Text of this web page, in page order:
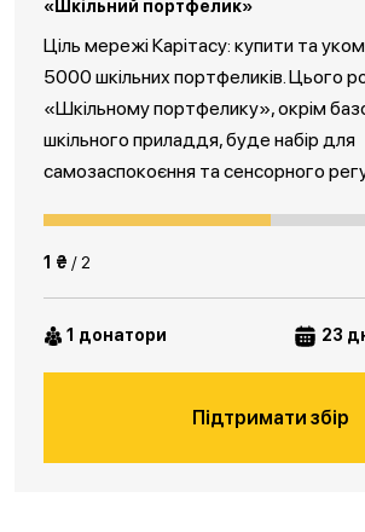
«Шкільний портфелик»
Ціль мережі Карітасу: купити та
5000 шкільних портфеликів. Цього
«Шкільному портфелику», окрім
шкільного приладдя, буде набір для
самозаспокоєння та сенсорного
1 ₴ / 2
1 донатори 23
Підтримати збір